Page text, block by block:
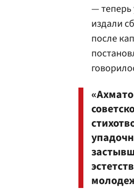
— теперь
издали
после